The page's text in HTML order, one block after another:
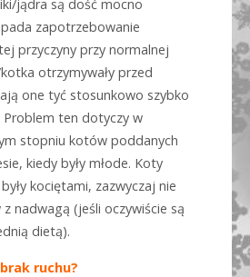
jądra są dość mocno
zapotrzebowanie
przyczyny przy normalnej
otrzymywały przed
one tyć stosunkowo szybko
Problem ten dotyczy w
stopniu kotów poddanych
kiedy były młode. Koty
kociętami, zazwyczaj nie
nadwagą (jeśli oczywiście są
dietą).
ruchu?